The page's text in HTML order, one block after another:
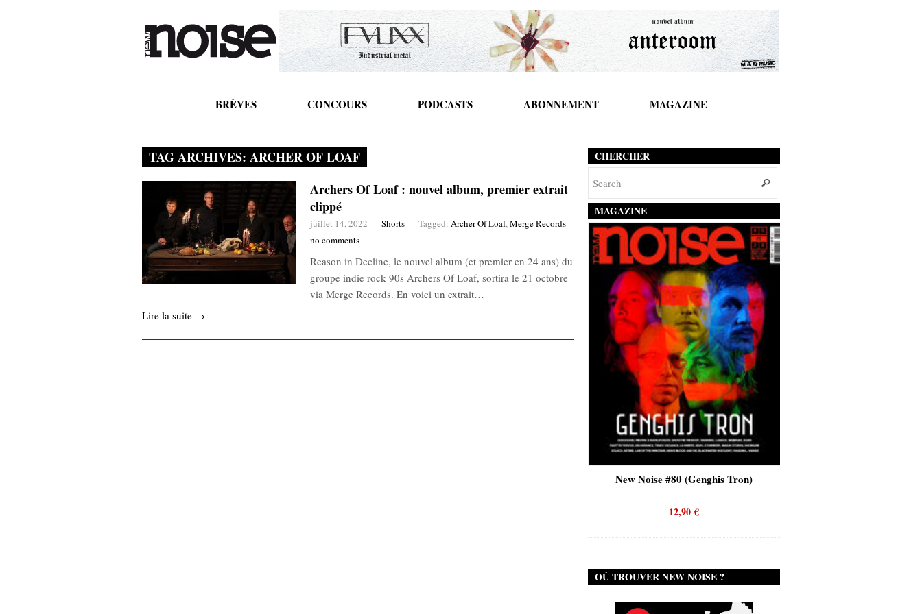
BRÈVES CONCOURS PODCASTS ABONNEMENT MAGAZINE
TAG ARCHIVES: ARCHER OF LOAF
Archers Of Loaf : nouvel album, premier extrait
clippé
juillet 14, 2022 - Shorts - Tagged: Archer Of Loaf,Merge Records -
no comments
Reason in Decline, le nouvel album (et premier en 24 ans) du
groupe indie rock 90s Archers Of Loaf, sortira le 21 octobre
via Merge Records. En voici un extrait…
Lire la suite →
CHERCHER
MAGAZINE
New Noise #80 (Genghis Tron)
12,90€
OÙ TROUVER NEW NOISE ?